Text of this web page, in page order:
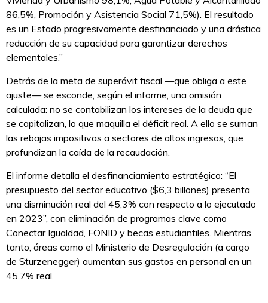
86,5%, Promoción y Asistencia Social 71,5%). El resultado
es un Estado progresivamente desfinanciado y una drástica
reducción de su capacidad para garantizar derechos
elementales.”
Detrás de la meta de superávit fiscal —que obliga a este
ajuste— se esconde, según el informe, una omisión
calculada: no se contabilizan los intereses de la deuda que
se capitalizan, lo que maquilla el déficit real. A ello se suman
las rebajas impositivas a sectores de altos ingresos, que
profundizan la caída de la recaudación.
El informe detalla el desfinanciamiento estratégico: “El
presupuesto del sector educativo ($6,3 billones) presenta
una disminución real del 45,3% con respecto a lo ejecutado
en 2023”, con eliminación de programas clave como
Conectar Igualdad, FONID y becas estudiantiles. Mientras
tanto, áreas como el Ministerio de Desregulación (a cargo
de Sturzenegger) aumentan sus gastos en personal en un
45,7% real.